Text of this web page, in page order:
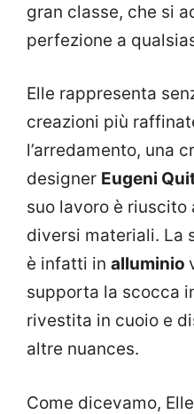
gran classe, che si
perfezione a
Elle rappresenta
creazioni più
l’arredamento, una
designer Eugeni
suo lavoro è riuscito
diversi materiali. La
è infatti in alluminio
supporta la scocca
rivestita in cuoio e
altre nuances.
Come dicevamo,